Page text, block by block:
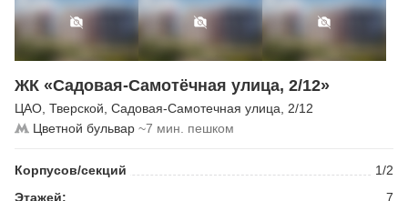
ЖК «Садовая-Самотёчная улица, 2/12»
ЦАО Тверской Садовая-Самотечная улица , 2/12
Цветной бульвар ~7 мин. пешком
Корпусов/секций
1/2
Этажей:
7